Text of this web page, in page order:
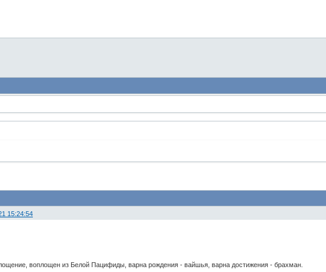
15:24:54
воплощен из Белой Пацифиды, варна рождения - вайшья, варна достижения - брахман.